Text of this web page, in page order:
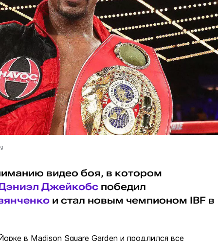
видео боя, в котором
Джейкобс победил
и стал новым чемпионом IBF в
в Madison Square Garden и продлился все